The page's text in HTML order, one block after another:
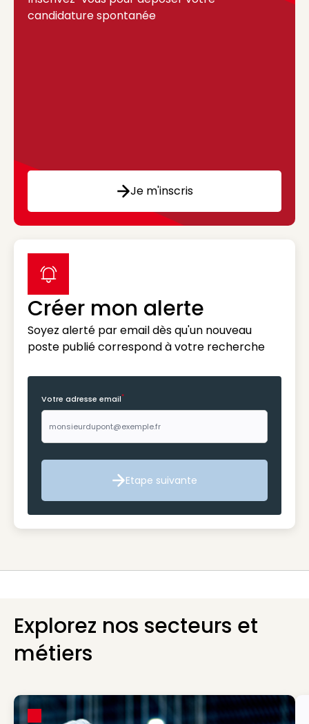
candidature spontanée
Je m'inscris
Créer mon alerte
Soyez alerté par email dès qu'un nouveau
poste publié correspond à votre recherche
label icon
Votre adresse email*
Etape suivante
Etape suivante
Explorez nos secteurs et
métiers